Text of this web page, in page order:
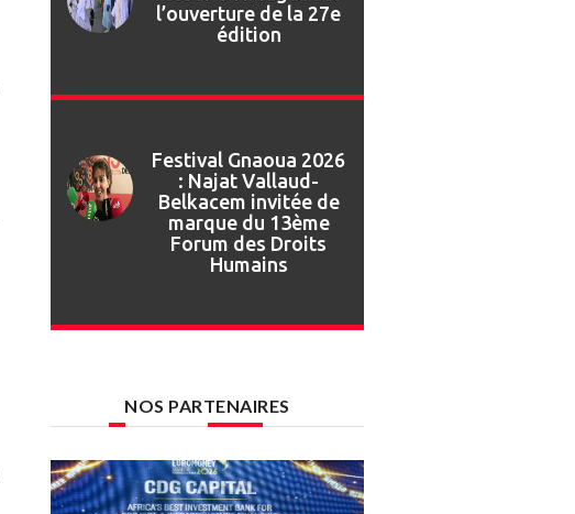
Belkacem invitée de
marque du 13ème
Festival Gnaoua :
retour en images sur
l’ouverture de la 27e
édition
NOS PARTENAIRES